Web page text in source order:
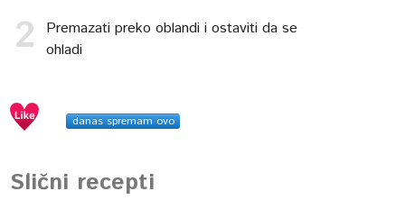
Premazati preko oblandi i ostaviti da se
ohladi
danas spremam ovo
Slični recepti